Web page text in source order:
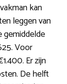
kan
leggen van
gemiddelde
Voor
Er zijn
De helft